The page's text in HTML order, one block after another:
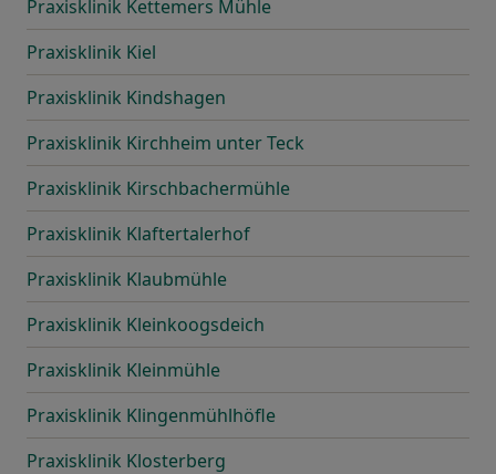
Praxisklinik Kettemers Mühle
Praxisklinik Kiel
Praxisklinik Kindshagen
Praxisklinik Kirchheim unter Teck
Praxisklinik Kirschbachermühle
Praxisklinik Klaftertalerhof
Praxisklinik Klaubmühle
Praxisklinik Kleinkoogsdeich
Praxisklinik Kleinmühle
Praxisklinik Klingenmühlhöfle
Praxisklinik Klosterberg